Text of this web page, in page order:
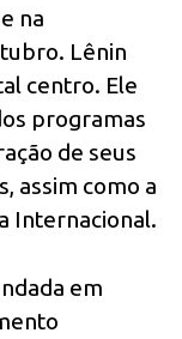
na
Lênin
centro. Ele
programas
de seus
assim como a
Internacional.
em